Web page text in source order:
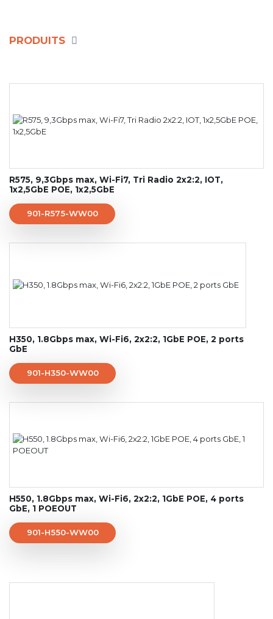
PRODUITS
R575, 9,3Gbps max, Wi-Fi7, Tri Radio 2x2:2, IOT,
1x2,5GbE POE, 1x2,5GbE
901-R575-WW00
H350, 1.8Gbps max, Wi-Fi6, 2x2:2, 1GbE POE, 2 ports
GbE
901-H350-WW00
H550, 1.8Gbps max, Wi-Fi6, 2x2:2, 1GbE POE, 4 ports
GbE, 1 POEOUT
901-H550-WW00